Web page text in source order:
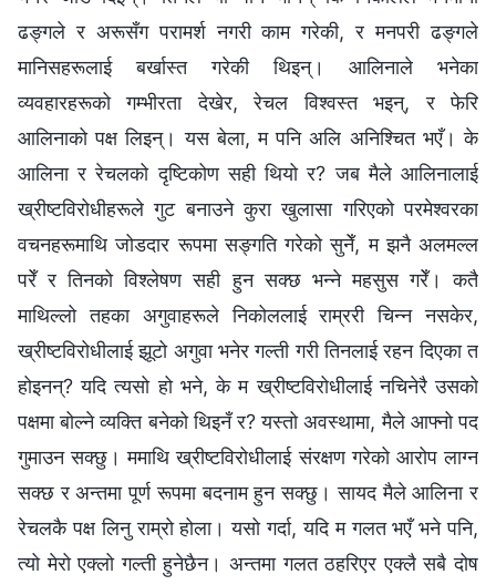
ढङ्गले र अरूसँग परामर्श नगरी काम गरेकी, र मनपरी ढङ्गले
मानिसहरूलाई बर्खास्त गरेकी थिइन्। आलिनाले भनेका
व्यवहारहरूको गम्भीरता देखेर, रेचल विश्वस्त भइन्, र फेरि
आलिनाको पक्ष लिइन्। यस बेला, म पनि अलि अनिश्चित भएँ। के
आलिना र रेचलको दृष्टिकोण सही थियो र? जब मैले आलिनालाई
ख्रीष्टविरोधीहरूले गुट बनाउने कुरा खुलासा गरिएको परमेश्‍वरका
वचनहरूमाथि जोडदार रूपमा सङ्गति गरेको सुनेँ, म झनै अलमल्ल
परेँ र तिनको विश्लेषण सही हुन सक्छ भन्ने महसुस गरेँ। कतै
माथिल्लो तहका अगुवाहरूले निकोललाई राम्ररी चिन्न नसकेर,
ख्रीष्टविरोधीलाई झूटो अगुवा भनेर गल्ती गरी तिनलाई रहन दिएका त
होइनन्? यदि त्यसो हो भने, के म ख्रीष्टविरोधीलाई नचिनेरै उसको
पक्षमा बोल्ने व्यक्ति बनेको थिइनँ र? यस्तो अवस्थामा, मैले आफ्नो पद
गुमाउन सक्छु। ममाथि ख्रीष्टविरोधीलाई संरक्षण गरेको आरोप लाग्न
सक्छ र अन्तमा पूर्ण रूपमा बदनाम हुन सक्छु। सायद मैले आलिना र
रेचलकै पक्ष लिनु राम्रो होला। यसो गर्दा, यदि म गलत भएँ भने पनि,
त्यो मेरो एक्लो गल्ती हुनेछैन। अन्तमा गलत ठहरिएर एक्लै सबै दोष